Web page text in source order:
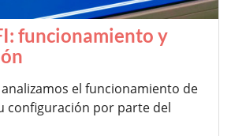
funcionamiento y
el funcionamiento de
configuración por parte del